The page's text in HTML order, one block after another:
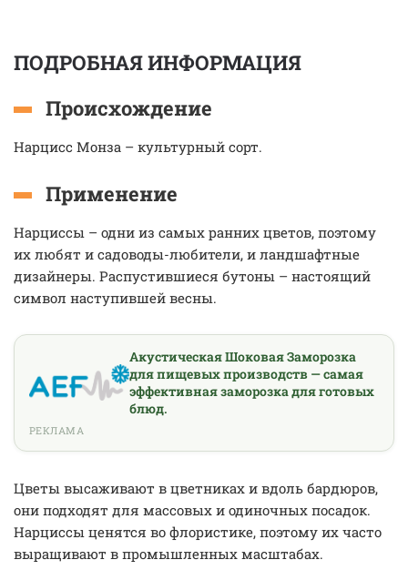
ПОДРОБНАЯ ИНФОРМАЦИЯ
Происхождение
Нарцисс Монза – культурный сорт.
Применение
Нарциссы – одни из самых ранних цветов, поэтому
их любят и садоводы-любители, и ландшафтные
дизайнеры. Распустившиеся бутоны – настоящий
символ наступившей весны.
Акустическая Шоковая Заморозка
для пищевых производств — самая
эффективная заморозка для готовых
блюд.
РЕКЛАМА
Цветы высаживают в цветниках и вдоль бардюров,
они подходят для массовых и одиночных посадок.
Нарциссы ценятся во флористике, поэтому их часто
выращивают в промышленных масштабах.